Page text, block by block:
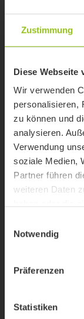
Zustimmung
Diese Webseite
Wir verwenden
personalisieren,
zu können und
analysieren.
Verwendung
soziale Medien,
Partner führen
weiteren Daten
Notwendig
Präferenzen
Statistiken